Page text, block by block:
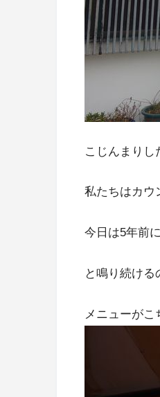
こじんまりし
私たちはカウ
今日は5年前
と鳴り続ける
メニューがこ